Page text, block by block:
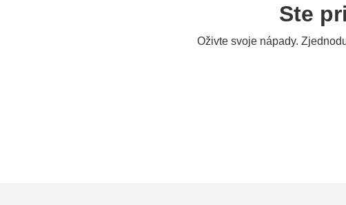
Ste
Oživte svoje nápady.